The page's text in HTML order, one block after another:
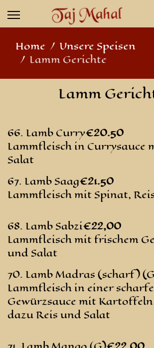
Home
Unsere Speisen
Lamm Gerichte
Lamm
66. Lamb Curry€20.50
Lammfleisch in Currysauce
Salat
67. Lamb Saag€21.50
Lammfleisch mit Spinat,
68. Lamb Sabzi€22,00
Lammfleisch mit frischem
und Salat
70. Lamb Madras (scharf)
Lammfleisch in einer
Gewürzsauce mit
dazu Reis und Salat